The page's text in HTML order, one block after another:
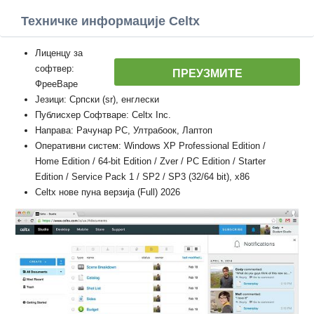
Техничке информације Celtx
ПРЕУЗМИТЕ
Лиценцу за
софтвер:
ФрееВаре
Језици: Српски (sr), енглески
Публисхер Софтваре: Celtx Inc.
Направа: Рачунар PC, Ултрабоок, Лаптоп
Оперативни систем: Windows XP Professional Edition /
Home Edition / 64-bit Edition / Zver / PC Edition / Starter
Edition / Service Pack 1 / SP2 / SP3 (32/64 bit), x86
Celtx нове пуна верзија (Full) 2026